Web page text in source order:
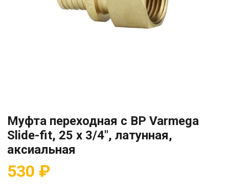
Муфта переходная с ВР Varmega
Slide-fit, 25 х 3/4″, латунная,
аксиальная
530 ₽